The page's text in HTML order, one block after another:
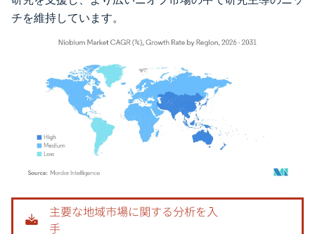
チを維持しています。
画像 © Mordor Intelligence。再利用にはCC BY 4.0の表示が必要です。